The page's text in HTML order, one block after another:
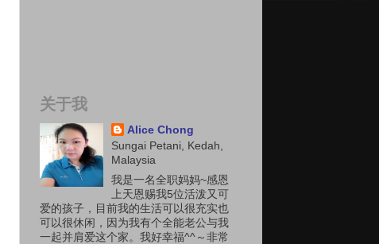
关于我
Alice Chong
Sungai Petani, Kedah,
Malaysia
我是一名全职妈妈~感恩
上天恩赐我5位活泼又可
爱的孩子，目前我的生活可以很充实也
可以很休闲，因为我有个全能老公与我
一起并肩爱这个家。我好幸福^^～非常